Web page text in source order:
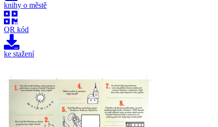
knihy o městě
QR kód
ke stažení